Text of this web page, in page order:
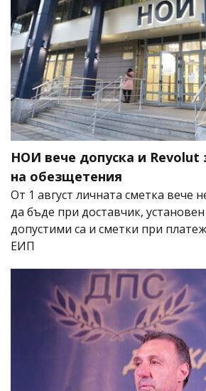
НОИ вече допуска и Revolut
на обезщетения
От 1 август личната сметка вече
да бъде при доставчик,
допустими са и сметки при
ЕИП